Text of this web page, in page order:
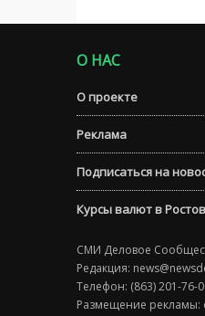
О НАС
О проекте
Реклама
Подписаться на
Курсы валют в
СМИ Деловое
Редакция:
Телефон: (863) 201-76-
Размещение рекламы: